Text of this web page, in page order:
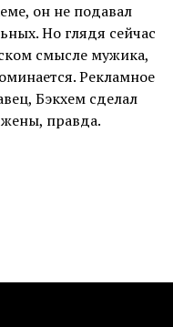
он не подавал
Но глядя сейчас
смысле мужика,
Рекламное
Бэкхем сделал
жены, правда.